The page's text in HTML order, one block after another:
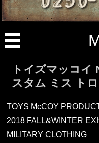
トイズマッコイ
スタム ミス ト
TOYS McCOY
2018 FALL&WINTER
MILITARY CLOTHING